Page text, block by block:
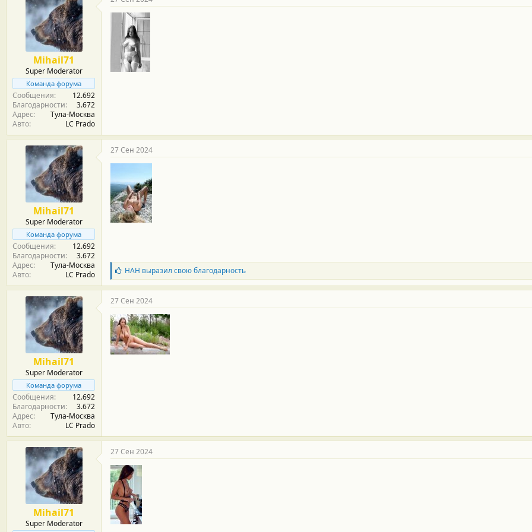
о
д
а
р
н
о
с
т
Mihail71
Super Moderator
Команда форума
Сообщения
12.692
Благодарности
3.672
Адрес
Тула-Москва
Авто
LC Prado
Mihail71
Super Moderator
Команда форума
Сообщения
12.692
Благодарности
3.672
Адрес
Тула-Москва
Авто
LC Prado
27 Сен 2024
Б
л
а
г
о
д
а
р
н
о
НАН выразил свою благодарность
Mihail71
Super Moderator
Команда форума
Сообщения
12.692
Благодарности
3.672
Адрес
Тула-Москва
Авто
LC Prado
27 Сен 2024
Mihail71
Super Moderator
27 Сен 2024